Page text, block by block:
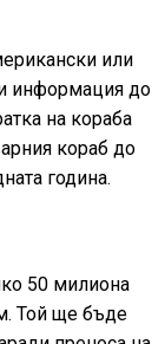
или
информация до
на кораба
кораб до
година.
50 милиона
Той ще бъде